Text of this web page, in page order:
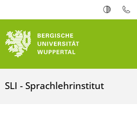
SLI - Sprachlehrinstitut